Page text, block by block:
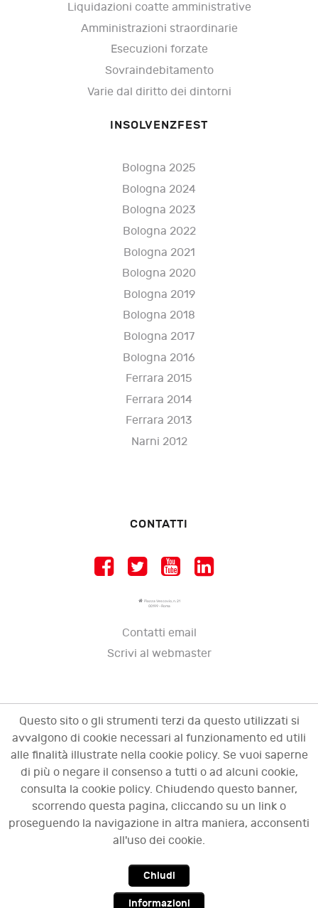
Liquidazioni coatte amministrative
Amministrazioni straordinarie
Esecuzioni forzate
Sovraindebitamento
Varie dal diritto dei dintorni
INSOLVENZFEST
Bologna 2025
Bologna 2024
Bologna 2023
Bologna 2022
Bologna 2021
Bologna 2020
Bologna 2019
Bologna 2018
Bologna 2017
Bologna 2016
Ferrara 2015
Ferrara 2014
Ferrara 2013
Narni 2012
CONTATTI
Piazza Vescovio, n. 21
00199 - Roma
Contatti email
Scrivi al webmaster
© 2009 - 2026 OCI - Osservatorio sulle crisi
d'impresa. Tutti i diritti riservati.
Questo sito o gli strumenti terzi da questo utilizzati si
avvalgono di cookie necessari al funzionamento ed utili
alle finalità illustrate nella cookie policy. Se vuoi saperne
di più o negare il consenso a tutti o ad alcuni cookie,
consulta la cookie policy. Chiudendo questo banner,
scorrendo questa pagina, cliccando su un link o
proseguendo la navigazione in altra maniera, acconsenti
all'uso dei cookie.
Chiudi
Informazioni